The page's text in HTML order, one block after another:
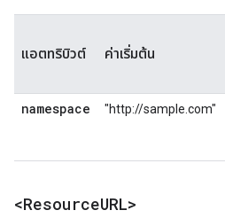
แอตทริบิวต์ ค่าเริ่มต้น
namespace "http://sample.com"
<ResourceURL>